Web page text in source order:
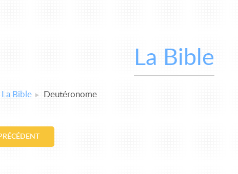
La Bible
La Bible Deutéronome